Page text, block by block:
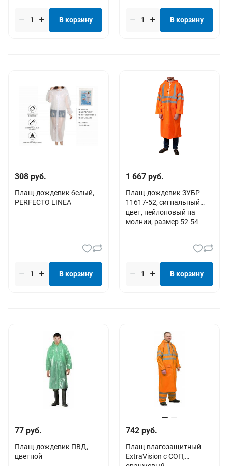
В корзину В корзину
308 руб.
Плащ-дождевик белый,
PERFECTO LINEA
В корзину
1 667 руб.
Плащ-дождевик ЗУБР
11617-52, сигнальный
цвет, нейлоновый на
молнии, размер 52-54
В корзину
77 руб.
Плащ-дождевик ПВД,
цветной
742 руб.
Плащ влагозащитный
ExtraVision с СОП,